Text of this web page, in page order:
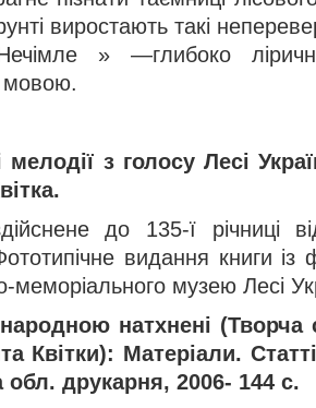
виростають такі
» —глибоко
мовою.
з голосу Лесі
до 135-ї річниці
видання книги із
меморіального музею Лесі
натхнені (Творча
Квітки): Матеріали.
обл. друкарня, 2006- 144 с.